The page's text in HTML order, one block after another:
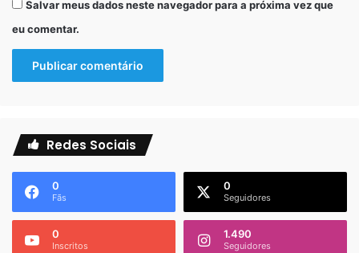
Salvar meus dados neste navegador para a próxima vez que
eu comentar.
Redes Sociais
0
Fãs
0
Seguidores
0
Inscritos
1.490
Seguidores